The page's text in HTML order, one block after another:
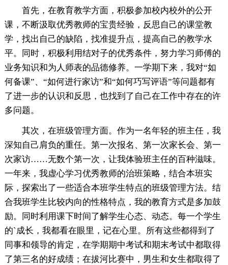
首先，在教育教学方面，积极参加校内校外的公开
课，不断汲取优秀教师的宝贵经验，反思自己的课堂教
学，找出自己的缺陷，找准提升点，提高自己的教学水
平。同时，积极利用结对子的优秀条件，努力学习师傅的
业务知识和为人师表的品德修养。一学期下来，我对“如
何备课”、“如何进行家访”和“如何巧写评语”等问题都有
了进一步的认识和反思，也找到了自己在工作中存在的许
多问题。
其次，在班级管理方面。作为一名年轻的班主任，我
深知自己肩负的重任。第一次报名、第一次家长会、第一
次家访……无数个第一次，让我体验班主任的百种滋味。
一年来，我虚心学习优秀教师的治班策略，结合本班实
际，探索出了一些适合本班学生特点的班级管理方法。结
合我班学生比较内向的性格特点，我的教育方式是多加鼓
励。同时利用课下时间了解学生心态、动态。每一个学生
的`成长，我都看在眼里，记在心里。所有这些都得到了
同事和领导的肯定，在学期期中考试和期末考试中都取得
了第三名的好成绩；在拔河比赛中，男生和女生都取得了